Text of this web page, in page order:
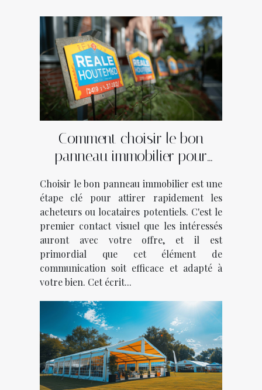
Comment choisir le bon
panneau immobilier pour
Choisir le bon panneau immobilier est une
étape clé pour attirer rapidement les
acheteurs ou locataires potentiels. C'est le
premier contact visuel que les intéressés
auront avec votre offre, et il est
primordial que cet élément de
communication soit efficace et adapté à
votre bien. Cet écrit...